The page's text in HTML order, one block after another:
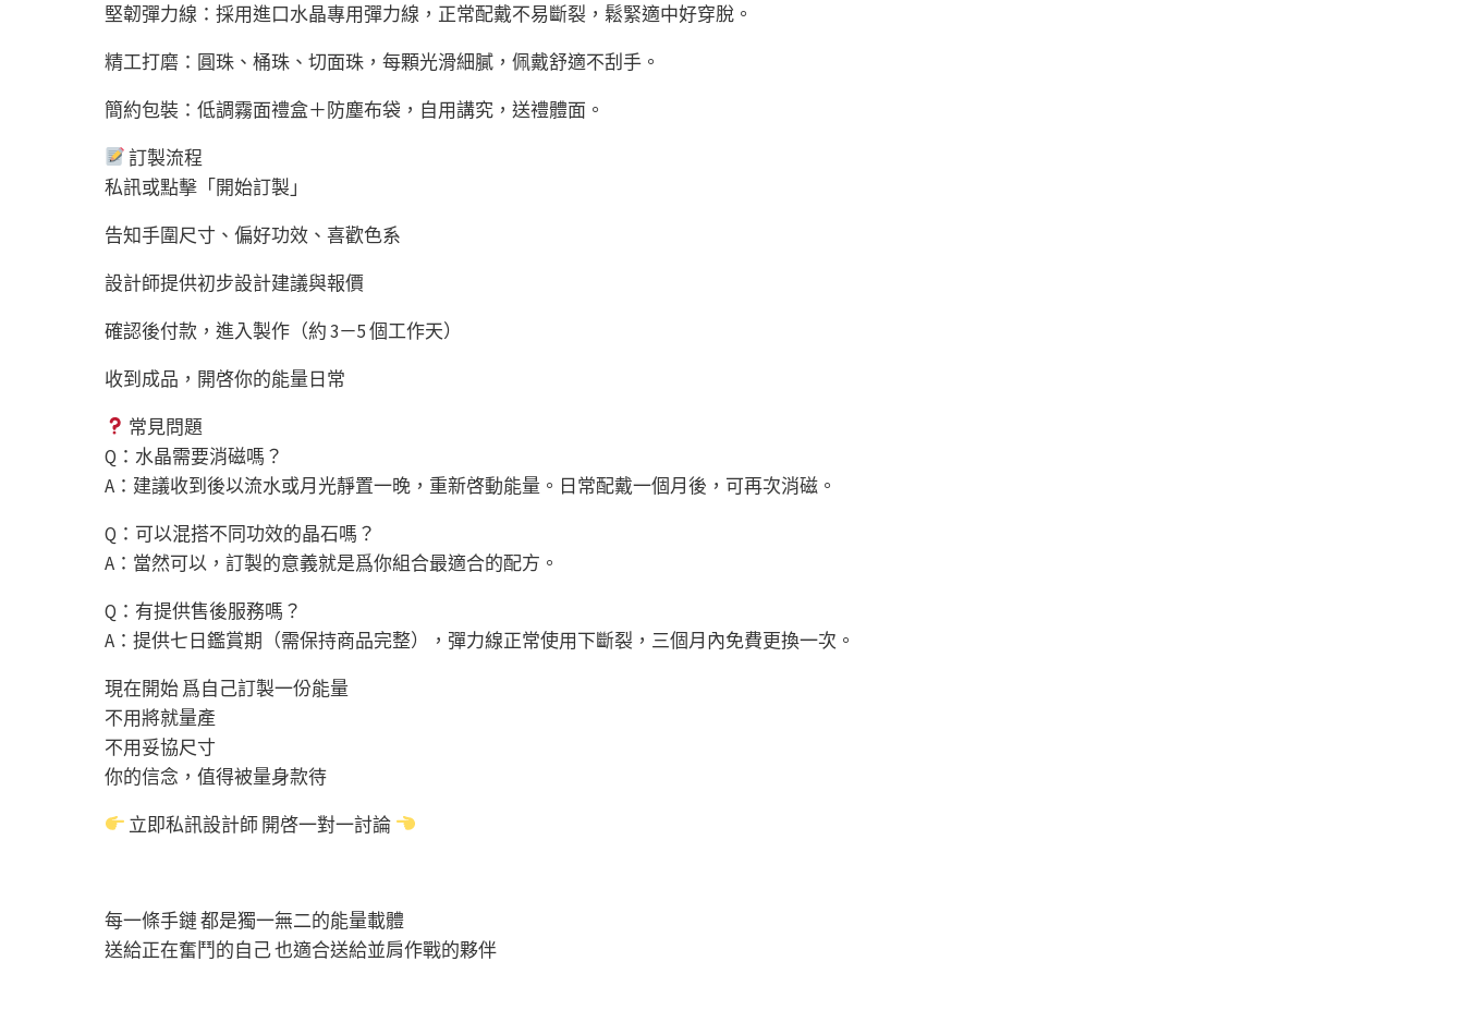
堅韌彈力線：採用進口水晶專用彈力線，正常配戴不易斷裂，鬆緊適中好穿脫。
精工打磨：圓珠、桶珠、切面珠，每顆光滑細膩，佩戴舒適不刮手。
簡約包裝：低調霧面禮盒＋防塵布袋，自用講究，送禮體面。
訂製流程
私訊或點擊「開始訂製」
告知手圍尺寸、偏好功效、喜歡色系
設計師提供初步設計建議與報價
確認後付款，進入製作（約 3－5 個工作天）
收到成品，開啓你的能量日常
常見問題
Q：水晶需要消磁嗎？
A：建議收到後以流水或月光靜置一晚，重新啓動能量。日常配戴一個月後，可再次消磁。
Q：可以混搭不同功效的晶石嗎？
A：當然可以，訂製的意義就是爲你組合最適合的配方。
Q：有提供售後服務嗎？
A：提供七日鑑賞期（需保持商品完整），彈力線正常使用下斷裂，三個月內免費更換一次。
現在開始 爲自己訂製一份能量
不用將就量產
不用妥協尺寸
你的信念，值得被量身款待
立即私訊設計師 開啓一對一討論
每一條手鏈 都是獨一無二的能量載體
送給正在奮鬥的自己 也適合送給並肩作戰的夥伴